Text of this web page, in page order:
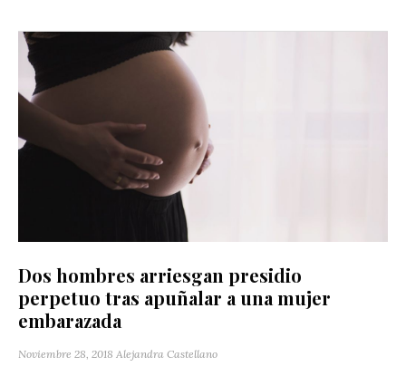
Dos hombres arriesgan presidio
perpetuo tras apuñalar a una mujer
embarazada
Noviembre 28, 2018 Alejandra Castellano